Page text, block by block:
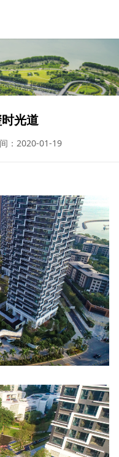
光道
：2020-01-19